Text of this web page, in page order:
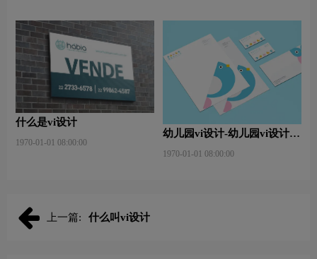
什么是vi设计
1970-01-01 08:00:00
幼儿园vi设计-幼儿园vi设计内
1970-01-01 08:00:00
上一篇: 什么叫vi设计